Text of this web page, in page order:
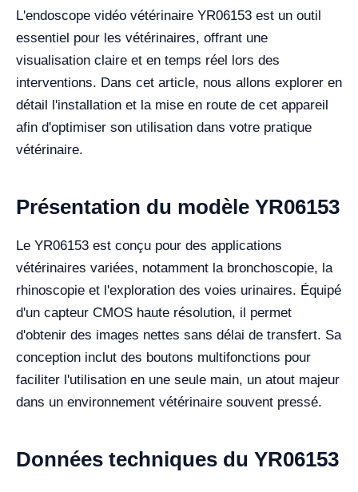
L'endoscope vidéo vétérinaire YR06153 est un outil
essentiel pour les vétérinaires, offrant une
visualisation claire et en temps réel lors des
interventions. Dans cet article, nous allons explorer en
détail l'installation et la mise en route de cet appareil
afin d'optimiser son utilisation dans votre pratique
vétérinaire.
Présentation du modèle YR06153
Le YR06153 est conçu pour des applications
vétérinaires variées, notamment la bronchoscopie, la
rhinoscopie et l'exploration des voies urinaires. Équipé
d'un capteur CMOS haute résolution, il permet
d'obtenir des images nettes sans délai de transfert. Sa
conception inclut des boutons multifonctions pour
faciliter l'utilisation en une seule main, un atout majeur
dans un environnement vétérinaire souvent pressé.
Données techniques du YR06153